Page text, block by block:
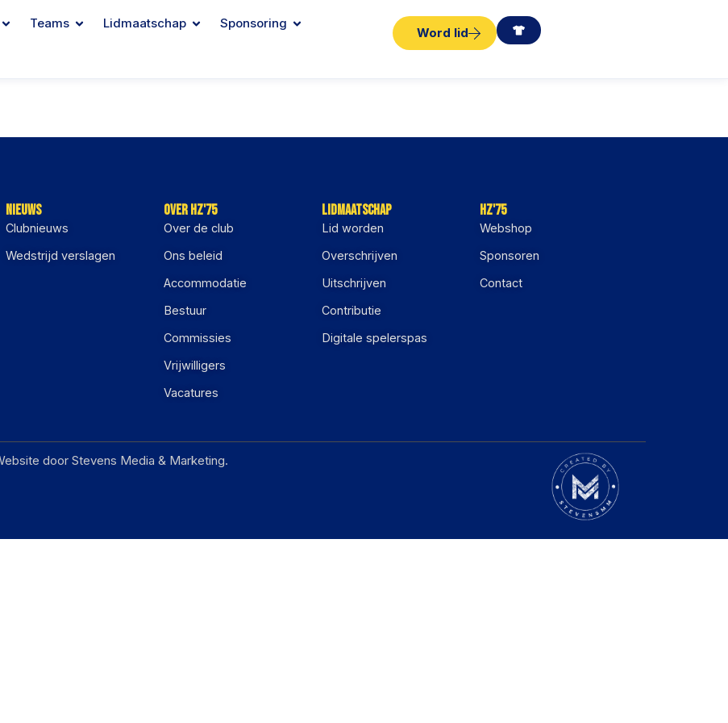
Teams Lidmaatschap Sponsoring
Word lid
Nieuws
Clubnieuws
Wedstrijd verslagen
Over HZ'75
Over de club
Ons beleid
Accommodatie
Bestuur
Commissies
Vrijwilligers
Vacatures
Lidmaatschap
Lid worden
Overschrijven
Uitschrijven
Contributie
Digitale spelerspas
HZ'75
Webshop
Sponsoren
Contact
door Stevens Media & Marketing.